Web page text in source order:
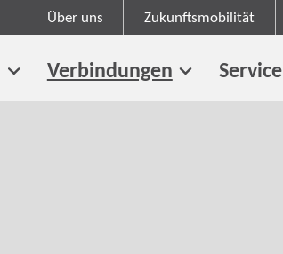
Über uns Zukunftsmobilität
Verbindungen Service